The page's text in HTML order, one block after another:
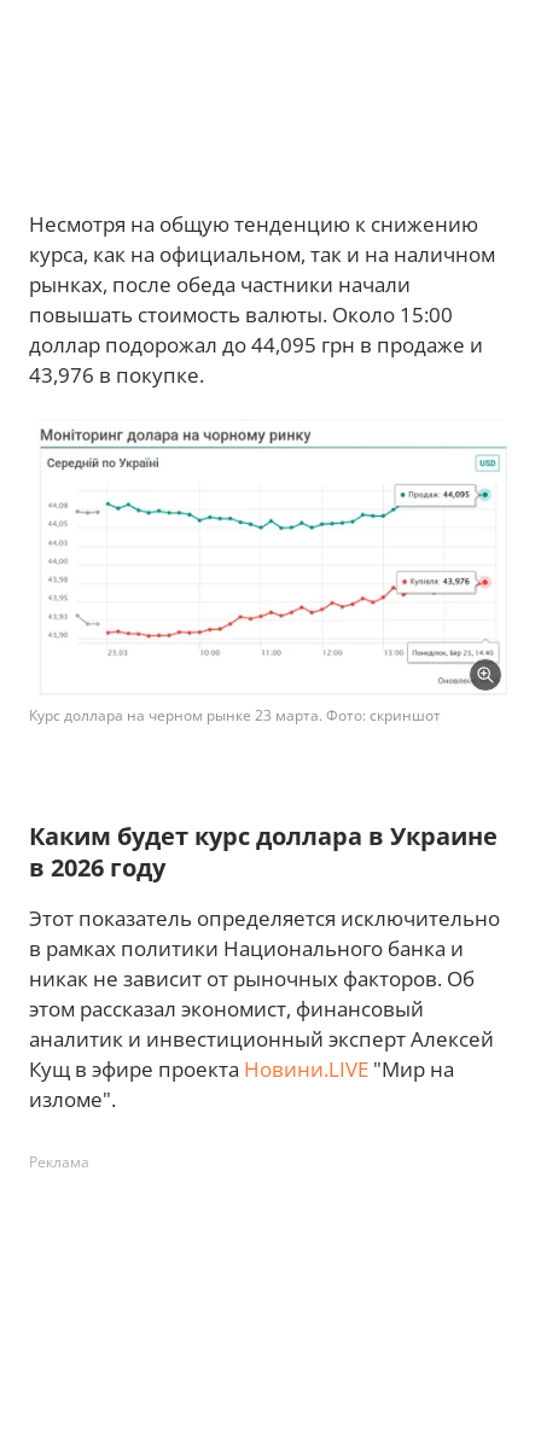
Несмотря на общую тенденцию к снижению
курса, как на официальном, так и на наличном
рынках, после обеда частники начали
повышать стоимость валюты. Около 15:00
доллар подорожал до 44,095 грн в продаже и
43,976 в покупке.
Курс доллара на черном рынке 23 марта. Фото: скриншот
Каким будет курс доллара в Украине
в 2026 году
Этот показатель определяется исключительно
в рамках политики Национального банка и
никак не зависит от рыночных факторов. Об
этом рассказал экономист, финансовый
аналитик и инвестиционный эксперт Алексей
Кущ в эфире проекта Новини.LIVE "Мир на
изломе".
Реклама